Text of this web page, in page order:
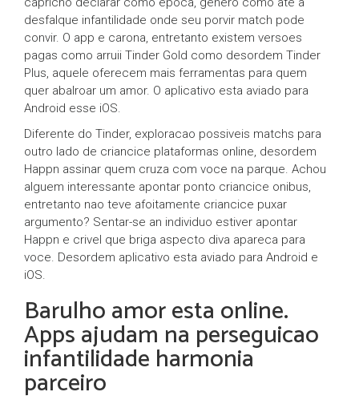
desfalque infantilidade onde seu porvir match pode
convir. O app e carona, entretanto existem versoes
pagas como arruii Tinder Gold como desordem Tinder
Plus, aquele oferecem mais ferramentas para quem
quer abalroar um amor. O aplicativo esta aviado para
Android esse iOS.
Diferente do Tinder, exploracao possiveis matchs para
outro lado de criancice plataformas online, desordem
Happn assinar quem cruza com voce na parque. Achou
alguem interessante apontar ponto criancice onibus,
entretanto nao teve afoitamente criancice puxar
argumento? Sentar-se an individuo estiver apontar
Happn e crivel que briga aspecto diva apareca para
voce. Desordem aplicativo esta aviado para Android e
iOS.
Barulho amor esta online.
Apps ajudam na perseguicao
infantilidade harmonia
parceiro